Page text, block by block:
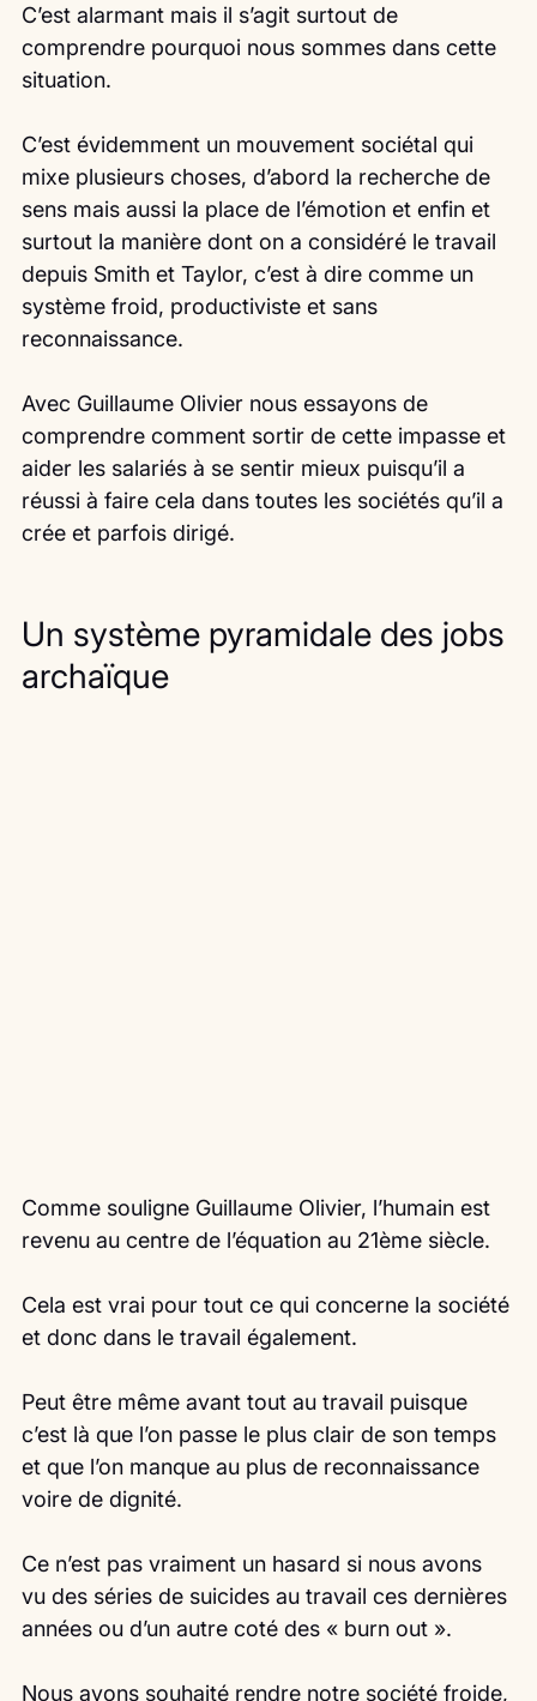
C’est alarmant mais il s’agit surtout de
comprendre pourquoi nous sommes dans cette
situation.
C’est évidemment un mouvement sociétal qui
mixe plusieurs choses, d’abord la recherche de
sens mais aussi la place de l’émotion et enfin et
surtout la manière dont on a considéré le travail
depuis Smith et Taylor, c’est à dire comme un
système froid, productiviste et sans
reconnaissance.
Avec Guillaume Olivier nous essayons de
comprendre comment sortir de cette impasse et
aider les salariés à se sentir mieux puisqu’il a
réussi à faire cela dans toutes les sociétés qu’il a
crée et parfois dirigé.
Un système pyramidale des jobs
archaïque
Comme souligne Guillaume Olivier, l’humain est
revenu au centre de l’équation au 21ème siècle.
Cela est vrai pour tout ce qui concerne la société
et donc dans le travail également.
Peut être même avant tout au travail puisque
c’est là que l’on passe le plus clair de son temps
et que l’on manque au plus de reconnaissance
voire de dignité.
Ce n’est pas vraiment un hasard si nous avons
vu des séries de suicides au travail ces dernières
années ou d’un autre coté des « burn out ».
Nous avons souhaité rendre notre société froide,